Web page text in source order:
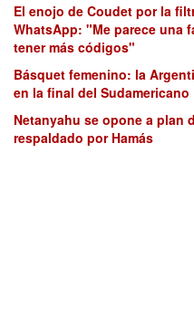
El enojo de Coudet por la
WhatsApp: "Me parece una
tener más códigos"
Básquet femenino: la
en la final del Sudamericano
Netanyahu se opone a plan
respaldado por Hamás